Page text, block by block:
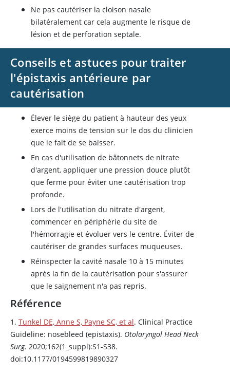
Ne pas cautériser la cloison nasale
bilatéralement car cela augmente le risque de
lésion et de perforation septale.
Conseils et astuces pour traiter
l'épistaxis antérieure par
cautérisation
Élever le siège du patient à hauteur des yeux
exerce moins de tension sur le dos du clinicien
que le fait de se baisser.
En cas d'utilisation de bâtonnets de nitrate
d'argent, appliquer une pression douce plutôt
que ferme pour éviter une cautérisation trop
profonde.
Lors de l'utilisation du nitrate d'argent,
commencer en périphérie du site de
l'hémorragie et évoluer vers le centre. Éviter de
cautériser de grandes surfaces muqueuses.
Réinspecter la cavité nasale 10 à 15 minutes
après la fin de la cautérisation pour s'assurer
que le saignement n'a pas repris.
Référence
1. Tunkel DE, Anne S, Payne SC, et al. Clinical Practice
Guideline: nosebleed (epistaxis). Otolaryngol Head Neck
Surg. 2020;162(1_suppl):S1-S38.
doi:10.1177/0194599819890327